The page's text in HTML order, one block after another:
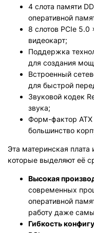
4 слота памяти
оперативной
8 слотов PCIe 5.0
видеокарт;
Поддержка
для создания
Встроенный
для быстрой
Звуковой кодек
звука;
Форм-фактор ATX
большинство
Эта материнская
которые выделяют её
Высокая
современных
оперативной
работу даже
Гибкость